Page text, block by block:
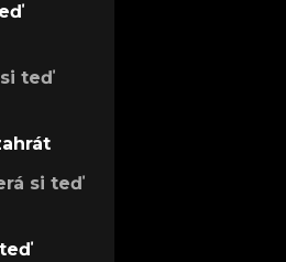
teď
si teď